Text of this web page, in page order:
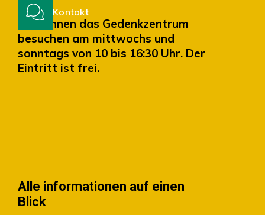
Sie können das Gedenkzentrum
besuchen am mittwochs und
sonntags von 10 bis 16:30 Uhr. Der
Eintritt ist frei.
Alle informationen auf einen
Blick
Kontakt